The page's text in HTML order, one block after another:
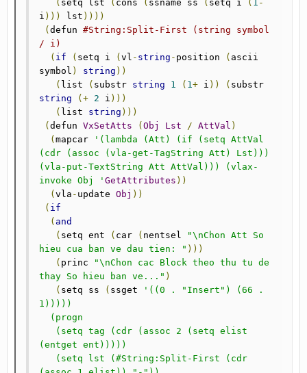
( setq lst ( cons ( ssname ss ( setq i ( 1 -
i ))) lst ))))
( defun #String:Split-First (string symbol
/ i)
( if ( setq i ( vl - string - position ( ascii
symbol ) string ))
( list ( substr string 1 ( 1+ i )) (
string
(+ 2 i )))
( list string )))
( defun VxSetAtts ( Obj Lst / AttVal )
( mapcar
'(lambda (Att) (if (setq AttVal
(cdr (assoc (vla-get-TagString Att) Lst)))
(vla-put-TextString Att AttVal))) (vlax-
invoke Obj ' GetAttributes ))
( vla - update Obj ))
( if
( and
( setq ent ( car ( nentsel
"\nChon Att So
hieu cua ban ve dau tien: " )))
( princ
"\nChon cac Block theo thu tu de
thay So hieu ban ve..." )
( setq ss ( ssget
'((0 . "Insert") (66 .
1)))))
(progn
(setq tag (cdr (assoc 2 (setq elist
(entget ent)))))
(setq lst (#String:Split-First (cdr